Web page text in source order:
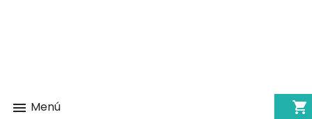
 Menú shopping_cart